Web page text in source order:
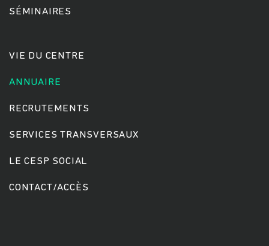
SÉMINAIRES
VIE DU CENTRE
ANNUAIRE
RECRUTEMENTS
SERVICES TRANSVERSAUX
LE CESP SOCIAL
CONTACT/ACCÈS